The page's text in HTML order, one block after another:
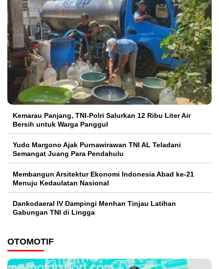
Kemarau Panjang, TNI-Polri Salurkan 12 Ribu Liter Air
Bersih untuk Warga Panggul
Yudo Margono Ajak Purnawirawan TNI AL Teladani
Semangat Juang Para Pendahulu
Membangun Arsitektur Ekonomi Indonesia Abad ke-21
Menuju Kedaulatan Nasional
Dankodaeral IV Dampingi Menhan Tinjau Latihan
Gabungan TNI di Lingga
OTOMOTIF